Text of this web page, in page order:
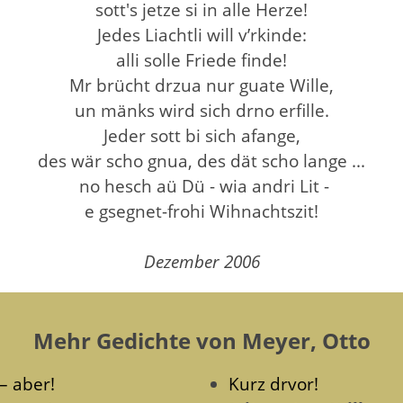
sott's jetze si in alle Herze!
Jedes Liachtli will v’rkinde:
alli solle Friede finde!
Mr brücht drzua nur guate Wille,
un mänks wird sich drno erfille.
Jeder sott bi sich afange,
des wär scho gnua, des dät scho lange ...
no hesch aü Dü - wia andri Lit -
e gsegnet-frohi Wihnachtszit!
Dezember 2006
Mehr Gedichte von Meyer, Otto
aber!
Kurz drvor!